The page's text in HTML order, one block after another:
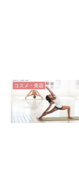
コスメ・美容